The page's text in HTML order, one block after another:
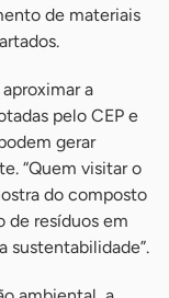
de materiais
a
pelo CEP e
gerar
“Quem visitar o
do composto
de resíduos em
sustentabilidade”.